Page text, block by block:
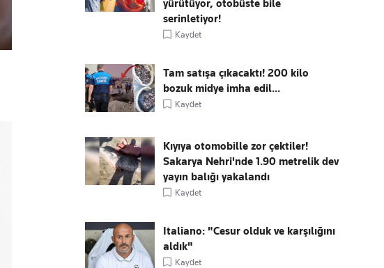
yürütüyor, otobüste bile
serinletiyor!
Kaydet
Tam satışa çıkacaktı! 200 kilo
bozuk midye imha edil...
Kaydet
Kıyıya otomobille zor çektiler!
Sakarya Nehri'nde 1.90 metrelik dev
yayın balığı yakalandı
Kaydet
Italiano: "Cesur olduk ve karşılığını
aldık"
Kaydet